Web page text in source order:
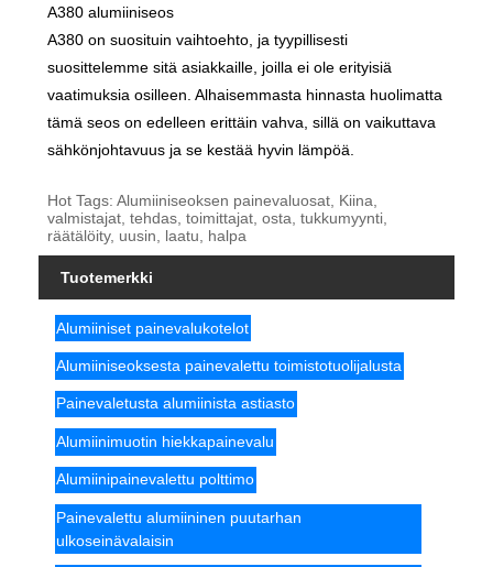
A380 alumiiniseos
A380 on suosituin vaihtoehto, ja tyypillisesti
suosittelemme sitä asiakkaille, joilla ei ole erityisiä
vaatimuksia osilleen. Alhaisemmasta hinnasta huolimatta
tämä seos on edelleen erittäin vahva, sillä on vaikuttava
sähkönjohtavuus ja se kestää hyvin lämpöä.
Hot Tags: Alumiiniseoksen painevaluosat, Kiina,
valmistajat, tehdas, toimittajat, osta, tukkumyynti,
räätälöity, uusin, laatu, halpa
Tuotemerkki
Alumiiniset painevalukotelot
Alumiiniseoksesta painevalettu toimistotuolijalusta
Painevaletusta alumiinista astiasto
Alumiinimuotin hiekkapainevalu
Alumiinipainevalettu polttimo
Painevalettu alumiininen puutarhan
ulkoseinävalaisin